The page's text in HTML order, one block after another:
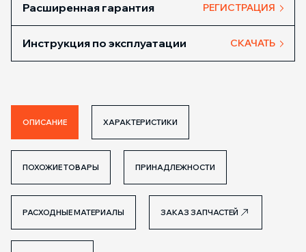
Расширенная гарантия РЕГИСТРАЦИЯ
Инструкция по эксплуатации СКАЧАТЬ
ОПИСАНИЕ ХАРАКТЕРИСТИКИ
ПОХОЖИЕ ТОВАРЫ ПРИНАДЛЕЖНОСТИ
РАСХОДНЫЕ МАТЕРИАЛЫ ЗАКАЗ ЗАПЧАСТЕЙ